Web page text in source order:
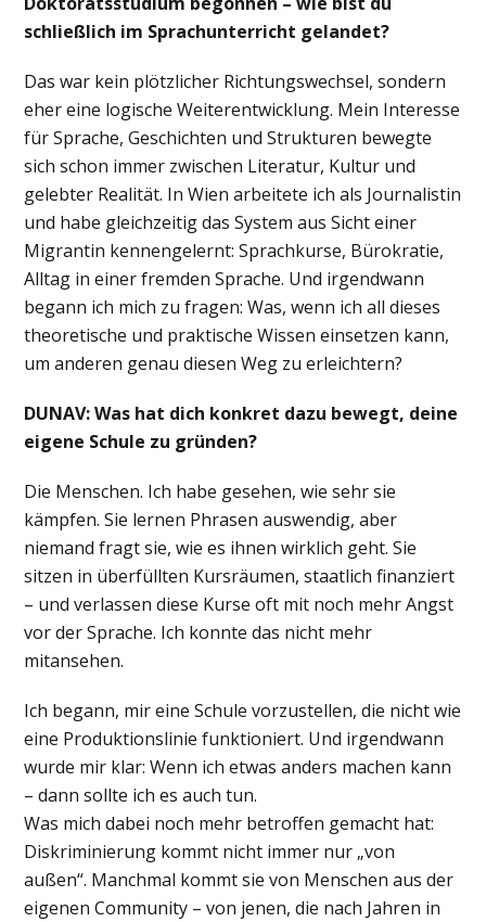
schließlich im Sprachunterricht gelandet?
Das war kein plötzlicher Richtungswechsel, sondern
eher eine logische Weiterentwicklung. Mein Interesse
für Sprache, Geschichten und Strukturen bewegte
sich schon immer zwischen Literatur, Kultur und
gelebter Realität. In Wien arbeitete ich als Journalistin
und habe gleichzeitig das System aus Sicht einer
Migrantin kennengelernt: Sprachkurse, Bürokratie,
Alltag in einer fremden Sprache. Und irgendwann
begann ich mich zu fragen: Was, wenn ich all dieses
theoretische und praktische Wissen einsetzen kann,
um anderen genau diesen Weg zu erleichtern?
DUNAV: Was hat dich konkret dazu bewegt, deine
eigene Schule zu gründen?
Die Menschen. Ich habe gesehen, wie sehr sie
kämpfen. Sie lernen Phrasen auswendig, aber
niemand fragt sie, wie es ihnen wirklich geht. Sie
sitzen in überfüllten Kursräumen, staatlich finanziert
– und verlassen diese Kurse oft mit noch mehr Angst
vor der Sprache. Ich konnte das nicht mehr
mitansehen.
Ich begann, mir eine Schule vorzustellen, die nicht wie
eine Produktionslinie funktioniert. Und irgendwann
wurde mir klar: Wenn ich etwas anders machen kann
– dann sollte ich es auch tun.
Was mich dabei noch mehr betroffen gemacht hat:
Diskriminierung kommt nicht immer nur „von
außen“. Manchmal kommt sie von Menschen aus der
eigenen Community – von jenen, die nach Jahren in